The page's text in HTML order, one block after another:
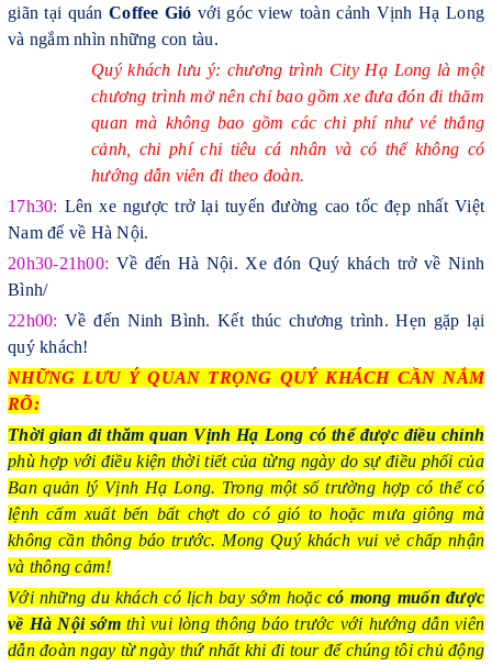
giãn tại quán Coffee Gió với góc view toàn cảnh Vịnh Hạ Long
và ngắm nhìn những con tàu.
Quý khách lưu ý: chương trình City Hạ Long là một
chương trình mở nên chỉ bao gồm xe đưa đón đi thăm
quan mà không bao gồm các chi phí như vé thắng
cảnh, chi phí chi tiêu cá nhân và có thể không có
hướng dẫn viên đi theo đoàn.
17h30: Lên xe ngược trở lại tuyến đường cao tốc đẹp nhất Việt
Nam để về Hà Nội.
20h30-21h00: Về đến Hà Nội. Xe đón Quý khách trở về Ninh
Bình/
22h00: Về đến Ninh Bình.Kết thúc chương trình.Hẹn gặp lại
quý khách!
NHỮNG LƯU Ý QUAN TRỌNG QUÝ KHÁCH CẦN NẮM
RÕ:
Thời gian đi thăm quan Vịnh Hạ Long có thể được điều chỉnh
phù hợp với điều kiện thời tiết của từng ngày do sự điều phối của
Ban quản lý Vịnh Hạ Long. Trong một số trường hợp có thể có
lệnh cấm xuất bến bất chợt do có gió to hoặc mưa giông mà
không cần thông báo trước. Mong Quý khách vui vẻ chấp nhận
và thông cảm!
Với những du khách có lịch bay sớm hoặccó mong muốn được
về Hà Nội sớmthì vui lòng thông báo trước với hướng dẫn viên
dẫn đoàn ngay từ ngày thứ nhất khi đi tour để chúng tôi chủ động